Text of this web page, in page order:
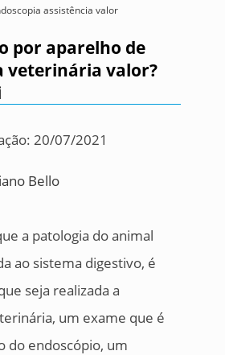
assistência valor
por aparelho de
veterinária valor?
20/07/2021
Bello
a patologia do animal
ao sistema digestivo, é
seja realizada a
um exame que é
do endoscópio, um